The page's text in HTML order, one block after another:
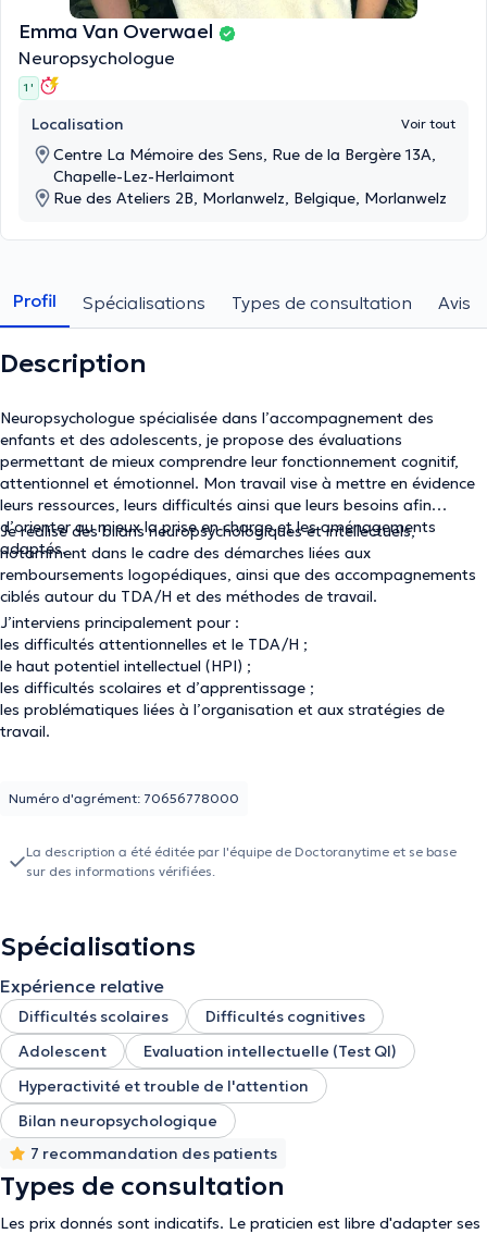
Emma Van Overwael
Neuropsychologue
1 '
Localisation Voir tout
Centre La Mémoire des Sens, Rue de la Bergère 13A,
Chapelle-Lez-Herlaimont
Rue des Ateliers 2B, Morlanwelz, Belgique, Morlanwelz
Profil Spécialisations Types de consultation Avis
Description
Neuropsychologue spécialisée dans l’accompagnement des
enfants et des adolescents, je propose des évaluations
permettant de mieux comprendre leur fonctionnement cognitif,
attentionnel et émotionnel. Mon travail vise à mettre en évidence
leurs ressources, leurs difficultés ainsi que leurs besoins afin
d’orienter au mieux la prise en charge et les aménagements
adaptés.
Je réalise des bilans neuropsychologiques et intellectuels,
notamment dans le cadre des démarches liées aux
remboursements logopédiques, ainsi que des accompagnements
ciblés autour du TDA/H et des méthodes de travail.
J’interviens principalement pour :
les difficultés attentionnelles et le TDA/H ;
le haut potentiel intellectuel (HPI) ;
les difficultés scolaires et d’apprentissage ;
les problématiques liées à l’organisation et aux stratégies de
travail.
Numéro d'agrément: 70656778000
La description a été éditée par l'équipe de Doctoranytime et se base
sur des informations vérifiées.
Spécialisations
Expérience relative
Difficultés scolaires
Difficultés cognitives
Adolescent
Evaluation intellectuelle (Test QI)
Hyperactivité et trouble de l'attention
Bilan neuropsychologique
7 recommandation des patients
Types de consultation
Les prix donnés sont indicatifs. Le praticien est libre d'adapter ses